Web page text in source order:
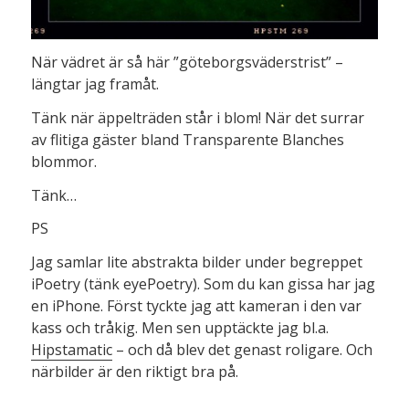
När vädret är så här ”göteborgsväderstrist” –
längtar jag framåt.
Tänk när äppelträden står i blom! När det surrar
av flitiga gäster bland Transparente Blanches
blommor.
Tänk…
PS
Jag samlar lite abstrakta bilder under begreppet
iPoetry (tänk eyePoetry). Som du kan gissa har jag
en iPhone. Först tyckte jag att kameran i den var
kass och tråkig. Men sen upptäckte jag bl.a.
Hipstamatic – och då blev det genast roligare. Och
närbilder är den riktigt bra på.